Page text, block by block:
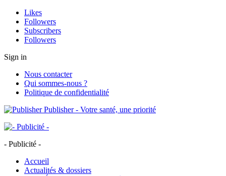
Likes
Followers
Subscribers
Followers
Sign in
Nous contacter
Qui sommes-nous ?
Politique de confidentialité
Publisher - Votre santé, une priorité
- Publicité -
Accueil
Actualités & dossiers